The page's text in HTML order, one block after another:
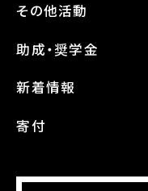
その他活動
助成・奨学金
新着情報
寄付